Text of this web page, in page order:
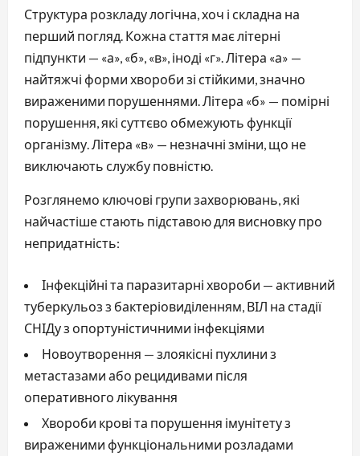
Структура розкладу логічна, хоч і складна на
перший погляд. Кожна стаття має літерні
підпункти — «а», «б», «в», іноді «г». Літера «а» —
найтяжчі форми хвороби зі стійкими, значно
вираженими порушеннями. Літера «б» — помірні
порушення, які суттєво обмежують функції
організму. Літера «в» — незначні зміни, що не
виключають службу повністю.
Розглянемо ключові групи захворювань, які
найчастіше стають підставою для висновку про
непридатність:
Інфекційні та паразитарні хвороби — активний
туберкульоз з бактеріовиділенням, ВІЛ на стадії
СНІДу з опортуністичними інфекціями
Новоутворення — злоякісні пухлини з
метастазами або рецидивами після
оперативного лікування
Хвороби крові та порушення імунітету з
вираженими функціональними розладами